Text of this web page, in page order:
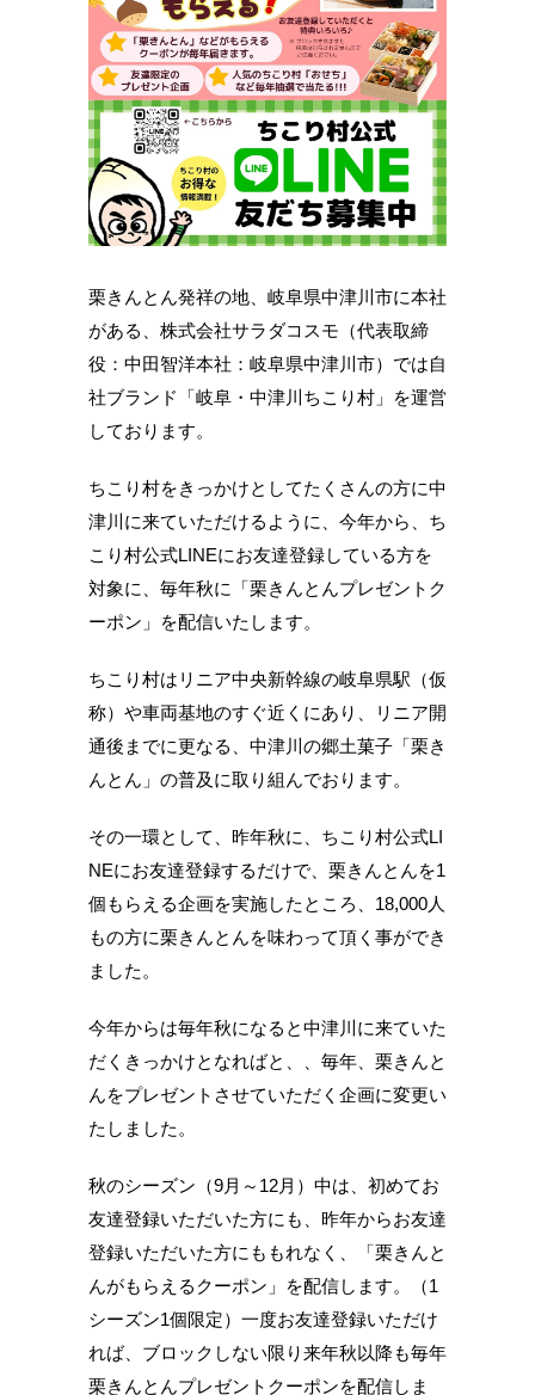
栗きんとん発祥の地、岐阜県中津川市に本社
がある、株式会社サラダコスモ（代表取締
役：中田智洋本社：岐阜県中津川市）では自
社ブランド「岐阜・中津川ちこり村」を運営
しております。
ちこり村をきっかけとしてたくさんの方に中
津川に来ていただけるように、今年から、ち
こり村公式LINEにお友達登録している方を
対象に、毎年秋に「栗きんとんプレゼントク
ーポン」を配信いたします。
ちこり村はリニア中央新幹線の岐阜県駅（仮
称）や車両基地のすぐ近くにあり、リニア開
通後までに更なる、中津川の郷土菓子「栗き
んとん」の普及に取り組んでおります。
その一環として、昨年秋に、ちこり村公式LI
NEにお友達登録するだけで、栗きんとんを1
個もらえる企画を実施したところ、18,000人
もの方に栗きんとんを味わって頂く事ができ
ました。
今年からは毎年秋になると中津川に来ていた
だくきっかけとなればと、、毎年、栗きんと
んをプレゼントさせていただく企画に変更い
たしました。
秋のシーズン（9月～12月）中は、初めてお
友達登録いただいた方にも、昨年からお友達
登録いただいた方にももれなく、「栗きんと
んがもらえるクーポン」を配信します。（1
シーズン1個限定）一度お友達登録いただけ
れば、ブロックしない限り来年秋以降も毎年
栗きんとんプレゼントクーポンを配信しま